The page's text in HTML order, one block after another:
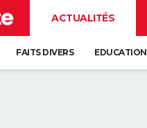
ACTUALITÉS
FAITS DIVERS EDUCATION